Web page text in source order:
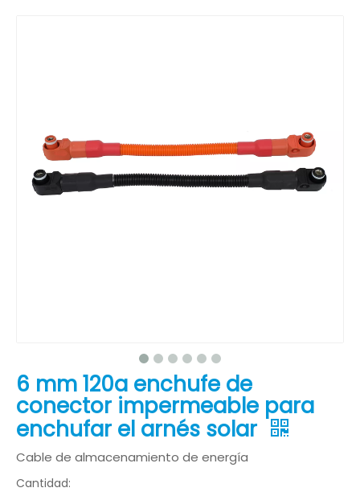
6 mm 120a enchufe de
conector impermeable para
enchufar el arnés solar
Cable de almacenamiento de energía
Cantidad: